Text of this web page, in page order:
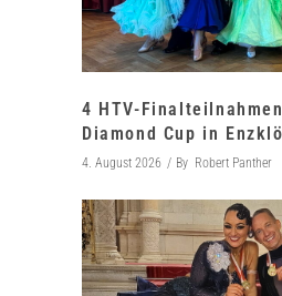
4 HTV-
Diamond Cup in
4. August 2026 By Robert Panther